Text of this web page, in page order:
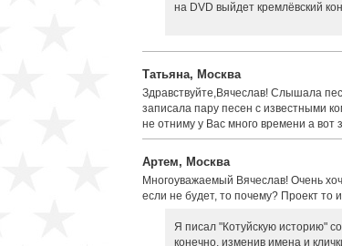
на DVD выйдет кремлёвский
Татьяна, Москва
Здравствуйте,Вячеслав! Слышала
записала пару песен с известными
не отниму у Вас много времени а вот
Артем, Москва
Многоуважаемый Вячеслав! Очень
если не будет, то почему? Проект то
Я писал "Котуйскую историю"
конечно, изменив имена и